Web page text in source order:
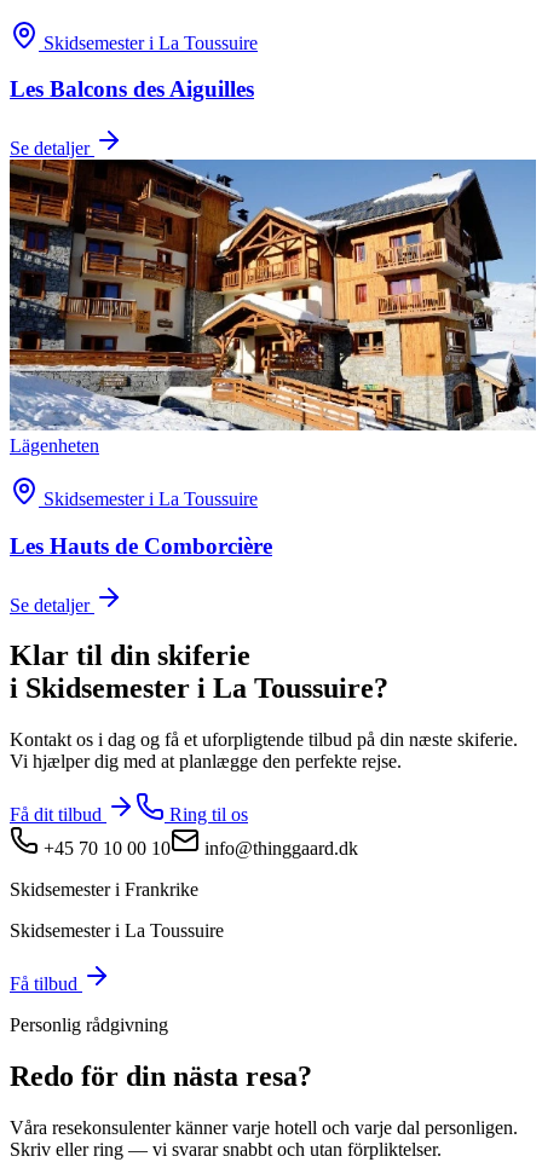
Skidsemester i La Toussuire
Les Balcons des Aiguilles
Se detaljer
Lägenheten
Skidsemester i La Toussuire
Les Hauts de Comborcière
Se detaljer
Klar til din skiferie
i Skidsemester i La Toussuire?
Kontakt os i dag og få et uforpligtende tilbud på din næste skiferie.
Vi hjælper dig med at planlægge den perfekte rejse.
Få dit tilbud
Ring til os
+45 70 10 00 10
info@thinggaard.dk
Skidsemester i Frankrike
Skidsemester i La Toussuire
Få tilbud
Personlig rådgivning
Redo för din nästa resa?
Våra resekonsulenter känner varje hotell och varje dal personligen.
Skriv eller ring — vi svarar snabbt och utan förpliktelser.